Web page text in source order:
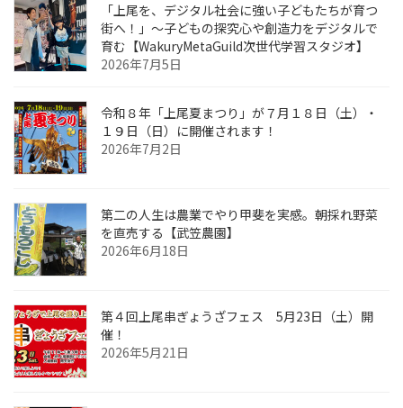
「上尾を、デジタル社会に強い子どもたちが育つ
街へ！」〜子どもの探究心や創造力をデジタルで
育む【WakuryMetaGuild次世代学習スタジオ】
2026年7月5日
令和８年「上尾夏まつり」が７月１８日（土）・
１９日（日）に開催されます！
2026年7月2日
第二の人生は農業でやり甲斐を実感。朝採れ野菜
を直売する【武笠農園】
2026年6月18日
第４回上尾串ぎょうざフェス 5月23日（土）開
催！
2026年5月21日